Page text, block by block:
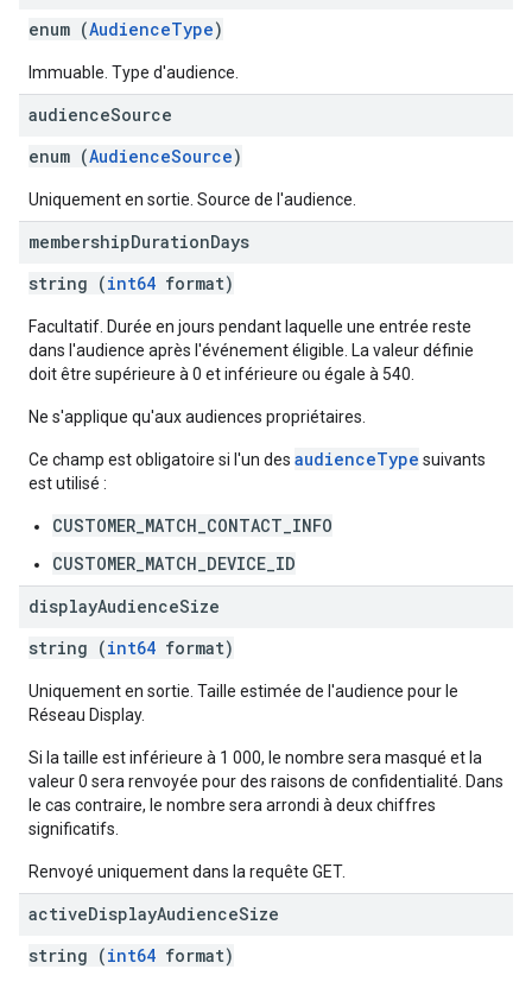
enum (AudienceType)
Immuable. Type d'audience.
audienceSource
enum (AudienceSource)
Uniquement en sortie. Source de l'audience.
membershipDurationDays
string (int64 format)
Facultatif. Durée en jours pendant laquelle une entrée reste
dans l'audience après l'événement éligible. La valeur définie
doit être supérieure à 0 et inférieure ou égale à 540.
Ne s'applique qu'aux audiences propriétaires.
Ce champ est obligatoire si l'un des audienceType suivants
est utilisé :
CUSTOMER_MATCH_CONTACT_INFO
CUSTOMER_MATCH_DEVICE_ID
displayAudienceSize
string (int64 format)
Uniquement en sortie. Taille estimée de l'audience pour le
Réseau Display.
Si la taille est inférieure à 1 000, le nombre sera masqué et la
valeur 0 sera renvoyée pour des raisons de confidentialité. Dans
le cas contraire, le nombre sera arrondi à deux chiffres
significatifs.
Renvoyé uniquement dans la requête GET.
activeDisplayAudienceSize
string (int64 format)